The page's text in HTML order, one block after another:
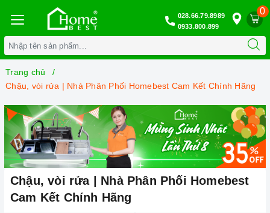
0
028.66.79.8989
0933.800.899
Trang chủ
Chậu, vòi rửa | Nhà Phân Phối Homebest Cam Kết Chính Hãng
Chậu, vòi rửa | Nhà Phân Phối Homebest
Cam Kết Chính Hãng